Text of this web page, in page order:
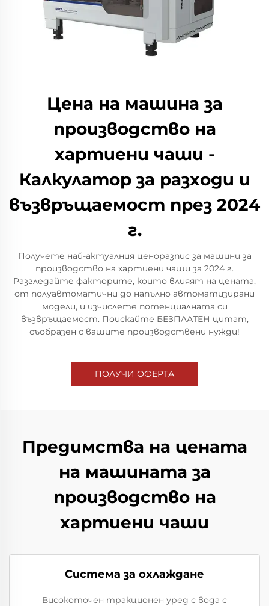
Цена на машина за
производство на
хартиени чаши -
Калкулатор за разходи и
възвръщаемост през 2024
г.
Получете най-актуалния ценоразпис за машини за
производство на хартиени чаши за 2024 г.
Разгледайте факторите, които влияят на цената,
от полуавтоматични до напълно автоматизирани
модели, и изчислете потенциалната си
възвръщаемост. Поискайте БЕЗПЛАТЕН цитат,
съобразен с вашите производствени нужди!
ПОЛУЧИ ОФЕРТА
Предимства на цената
на машината за
производство на
хартиени чаши
Система за охлаждане
Високоточен тракционен уред с вода с